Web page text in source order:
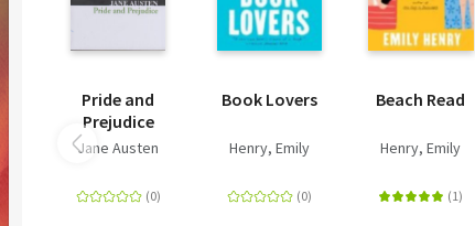
Pride and
Prejudice
Jane Austen
Book Lovers
Henry, Emily
Beach Read
Henry, Emily